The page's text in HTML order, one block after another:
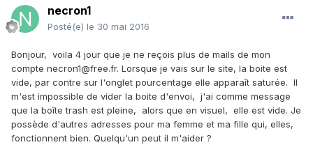
necron1
Posté(e) le 30 mai 2016
Bonjour, voila 4 jour que je ne reçois plus de mails de mon
compte necron1@free.fr. Lorsque je vais sur le site, la boite est
vide, par contre sur l'onglet pourcentage elle apparaît saturée. Il
m'est impossible de vider la boite d'envoi, j'ai comme message
que la boîte trash est pleine, alors que en visuel, elle est vide. Je
possède d'autres adresses pour ma femme et ma fille qui, elles,
fonctionnent bien. Quelqu'un peut il m'aider ?